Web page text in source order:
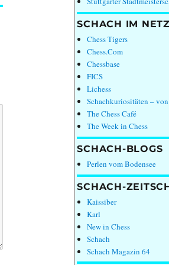
SCHACH IM NETZ
Chess Tigers
Chess.Com
Chessbase
FICS
Lichess
Schachkuriositäten –
The Chess Café
The Week in Chess
SCHACH-BLOGS
Perlen vom Bodensee
SCHACH-
Kaissiber
Karl
New in Chess
Schach
Schach Magazin 64